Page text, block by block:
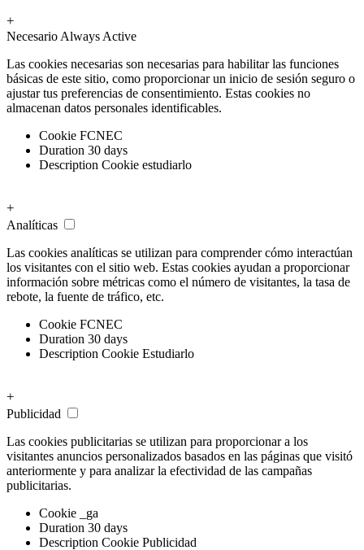
+
Necesario Always Active
Las cookies necesarias son necesarias para habilitar las funciones
básicas de este sitio, como proporcionar un inicio de sesión seguro o
ajustar tus preferencias de consentimiento. Estas cookies no
almacenan datos personales identificables.
Cookie FCNEC
Duration 30 days
Description Cookie estudiarlo
+
Analíticas
Las cookies analíticas se utilizan para comprender cómo interactúan
los visitantes con el sitio web. Estas cookies ayudan a proporcionar
información sobre métricas como el número de visitantes, la tasa de
rebote, la fuente de tráfico, etc.
Cookie FCNEC
Duration 30 days
Description Cookie Estudiarlo
+
Publicidad
Las cookies publicitarias se utilizan para proporcionar a los
visitantes anuncios personalizados basados ​​en las páginas que visitó
anteriormente y para analizar la efectividad de las campañas
publicitarias.
Cookie
_ga
Duration 30 days
Description Cookie Publicidad